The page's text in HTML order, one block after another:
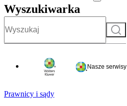
Wyszukiwarka
Szukaj
Nasze serwisy
Prawnicy i sądy